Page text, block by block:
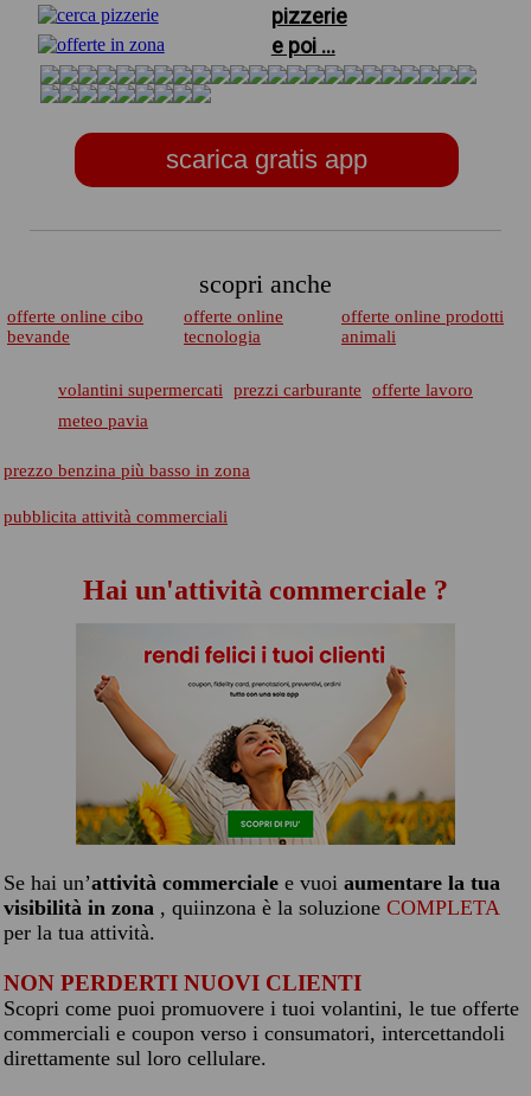
pizzerie
e poi ...
scarica gratis app
scopri anche
offerte online cibo
bevande
offerte online
tecnologia
offerte online prodotti
animali
volantini supermercati prezzi carburante
offerte lavoro
meteo pavia
prezzo benzina più basso in zona
pubblicita attività commerciali
Hai un'attività commerciale ?
Se hai un’attività commerciale e vuoi aumentare la tua
visibilità in zona , quiinzona è la soluzione COMPLETA
per la tua attività.
NON PERDERTI NUOVI CLIENTI
Scopri come puoi promuovere i tuoi volantini, le tue offerte
commerciali e coupon verso i consumatori, intercettandoli
direttamente sul loro cellulare.